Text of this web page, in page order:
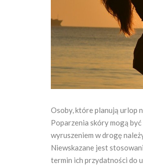
Osoby, które planują urlop
Poparzenia skóry mogą
wyruszeniem w drogę
Niewskazane jest
termin ich przydatności do